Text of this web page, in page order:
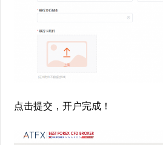
点击提交，开户完成！